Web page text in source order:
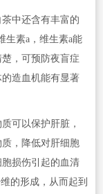
中还含有丰富的
生素a，维生素a能
，可预防夜盲症
造血机能有显著
可以保护肝脏，
，降低对肝细胞
损伤引起的血清
的形成，从而起到